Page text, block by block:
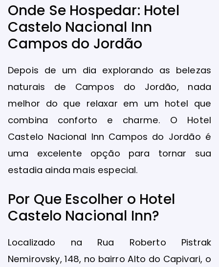
Onde Se Hospedar: Hotel
Castelo Nacional Inn
Campos do Jordão
Depois de um dia explorando as belezas
naturais de Campos do Jordão, nada
melhor do que relaxar em um hotel que
combina conforto e charme. O Hotel
Castelo Nacional Inn Campos do Jordão é
uma excelente opção para tornar sua
estadia ainda mais especial.
Por Que Escolher o Hotel
Castelo Nacional Inn?
Localizado na Rua Roberto Pistrak
Nemirovsky, 148, no bairro Alto do Capivari, o